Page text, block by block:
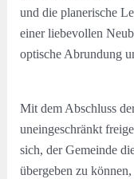
und die planerische
einer liebevollen
optische Abrundung
Mit dem Abschluss
uneingeschränkt
sich, der Gemeinde
übergeben zu